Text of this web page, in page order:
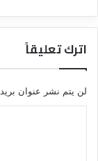
اترك تعليقاً
لن يتم نشر عنوان